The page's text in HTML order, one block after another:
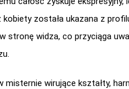
została ukazana z
stronę widza, co przyciąga
misternie wirujące kształty,